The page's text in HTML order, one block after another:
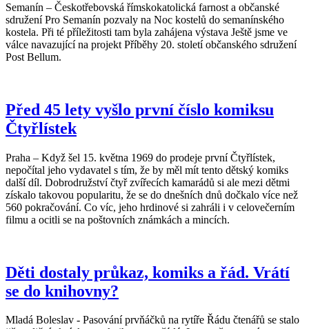
Semanín – Českotřebovská římskokatolická farnost a občanské
sdružení Pro Semanín pozvaly na Noc kostelů do semanínského
kostela. Při té příležitosti tam byla zahájena výstava Ještě jsme ve
válce navazující na projekt Příběhy 20. století občanského sdružení
Post Bellum.
Před 45 lety vyšlo první číslo komiksu
Čtyřlístek
Praha – Když šel 15. května 1969 do prodeje první Čtyřlístek,
nepočítal jeho vydavatel s tím, že by měl mít tento dětský komiks
další díl. Dobrodružství čtyř zvířecích kamarádů si ale mezi dětmi
získalo takovou popularitu, že se do dnešních dnů dočkalo více než
560 pokračování. Co víc, jeho hrdinové si zahráli i v celovečerním
filmu a ocitli se na poštovních známkách a mincích.
Děti dostaly průkaz, komiks a řád. Vrátí
se do knihovny?
Mladá Boleslav - Pasování prvňáčků na rytíře Řádu čtenářů se stalo